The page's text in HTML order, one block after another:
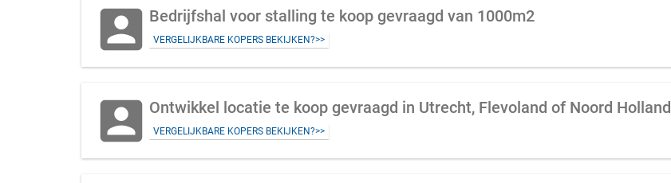
account_box Bedrijfshal voor stalling te koop gevraagd van 1000m2
VERGELIJKBARE KOPERS BEKIJKEN?>>
account_box Ontwikkel locatie te koop gevraagd in Utrecht, Flevoland of Noord Holland
VERGELIJKBARE KOPERS BEKIJKEN?>>